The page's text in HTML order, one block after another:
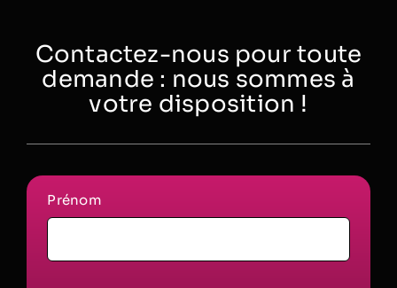
Contactez-nous pour toute
demande : nous sommes à
votre disposition !
Prénom